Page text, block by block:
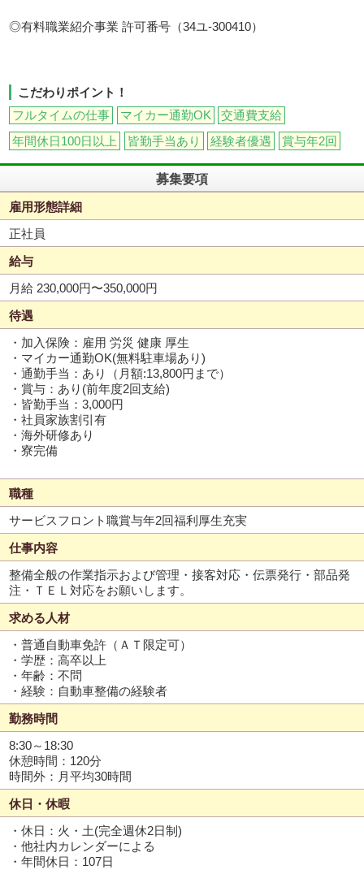
◎有料職業紹介事業 許可番号（34ユ-300410）
こだわりポイント！
フルタイムの仕事
マイカー通勤OK
交通費支給
年間休日100日以上
皆勤手当あり 経験者優遇 賞与年2回
募集要項
雇用形態詳細
正社員
給与
月給 230,000円〜350,000円
待遇
・加入保険：雇用 労災 健康 厚生
・マイカー通勤OK(無料駐車場あり)
・通勤手当：あり（月額:13,800円まで）
・賞与：あり(前年度2回支給)
・皆勤手当：3,000円
・社員家族割引有
・海外研修あり
・寮完備
職種
サービスフロント職賞与年2回福利厚生充実
仕事内容
整備全般の作業指示および管理・接客対応・伝票発行・部品発
注・ＴＥＬ対応をお願いします。
求める人材
・普通自動車免許（ＡＴ限定可）
・学歴：高卒以上
・年齢：不問
・経験：自動車整備の経験者
勤務時間
8:30～18:30
休憩時間：120分
時間外：月平均30時間
休日・休暇
・休日：火・土(完全週休2日制)
・他社内カレンダーによる
・年間休日：107日